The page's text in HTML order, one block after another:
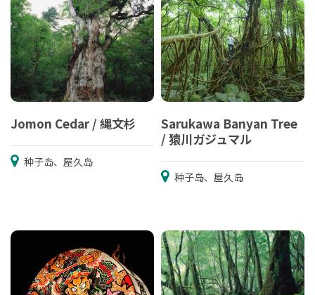
Jomon Cedar / 縄文杉
种子岛、屋久岛
Sarukawa Banyan Tree
/ 猿川ガジュマル
种子岛、屋久岛